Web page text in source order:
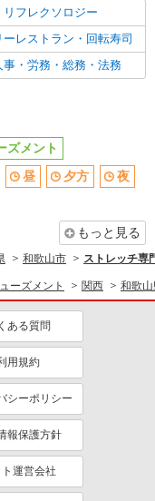
リフレクソロジー
ーレストラン・回転寿司
事・労務・総務・法務
ズメント
昼 夕方
夜
もっと見る
和歌山市 ストレッチ
ーズメント 関西 和歌
ある質問
用規約
シーポリシー
報保護方針
運営会社